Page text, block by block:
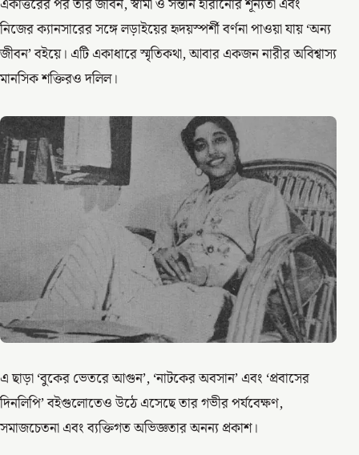
একাত্তরের পর তার জীবন, স্বামী ও সন্তান হারানোর শূন্যতা এবং
নিজের ক্যানসারের সঙ্গে লড়াইয়ের হৃদয়স্পর্শী বর্ণনা পাওয়া যায় ‘অন্য
জীবন’ বইয়ে। এটি একাধারে স্মৃতিকথা, আবার একজন নারীর অবিশ্বাস্য
মানসিক শক্তিরও দলিল।
এ ছাড়া ‘বুকের ভেতরে আগুন’, ‘নাটকের অবসান’ এবং ‘প্রবাসের
দিনলিপি’ বইগুলোতেও উঠে এসেছে তার গভীর পর্যবেক্ষণ,
সমাজচেতনা এবং ব্যক্তিগত অভিজ্ঞতার অনন্য প্রকাশ।